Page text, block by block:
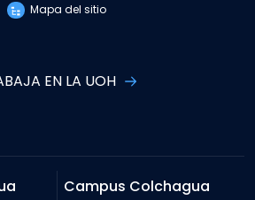
Mapa del sitio
EN LA UOH
Campus Colchagua